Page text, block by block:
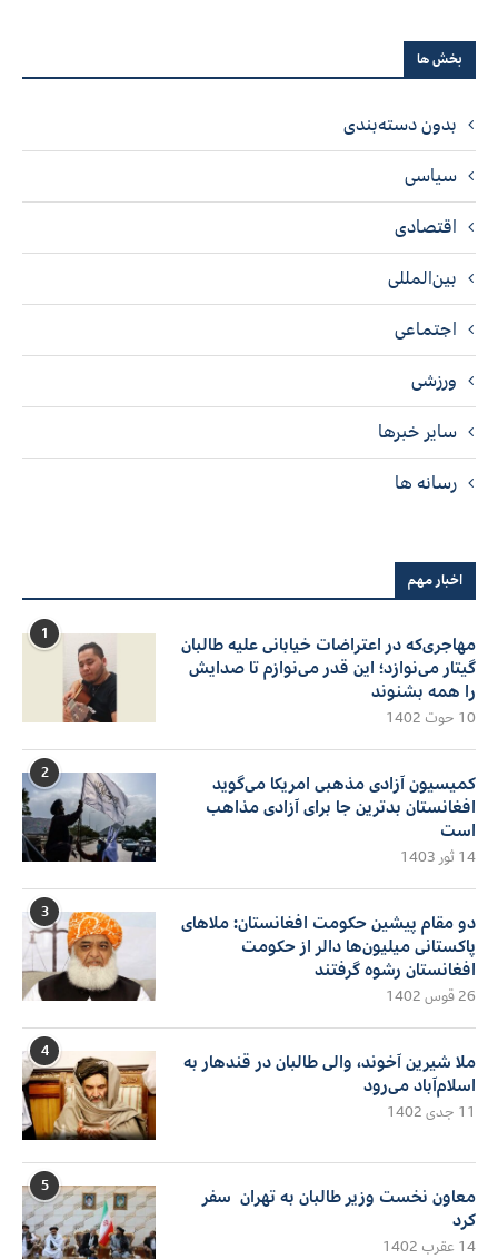
بخش ها
بدون دسته‌بندی
سیاسی
اقتصادی
بین‌المللی
اجتماعی
ورزشی
سایر خبرها
رسانه ها
اخبار مهم
1
مهاجری‌که در اعتراضات خیابانی علیه طالبان
گیتار می‌نوازد؛ این قدر می‌نوازم تا صدایش
را همه بشنوند
10 حوت 1402
2
کمیسیون آزادی مذهبی امریکا می‌گوید
افغانستان بدترین جا برای آزادی مذاهب
است
14 ثور 1403
3
دو مقام پیشین حکومت افغانستان: ملاهای
پاکستانی میلیون‌ها دالر از حکومت
افغانستان رشوه گرفتند
26 قوس 1402
4
ملا شیرین آخوند، والی طالبان در قندهار به
اسلام‌آباد می‌رود
11 جدی 1402
5
معاون نخست وزیر طالبان به تهران سفر
کرد
14 عقرب 1402